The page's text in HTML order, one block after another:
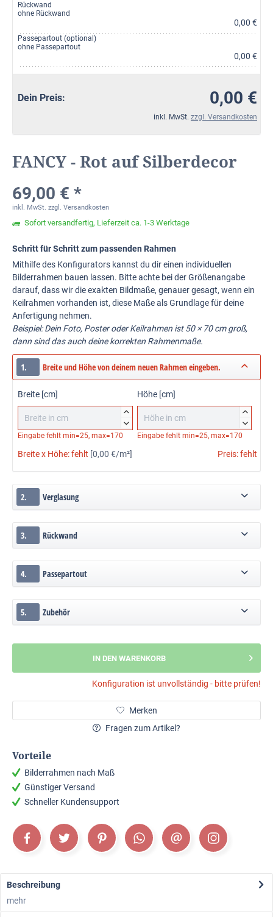
Rückwand
ohne Rückwand
0,00 €
Passepartout (optional)
ohne Passepartout
0,00 €
Dein Preis: 0,00 €
inkl. MwSt. zzgl. Versandkosten
FANCY - Rot auf Silberdecor
69,00 € *
inkl. MwSt. zzgl. Versandkosten
Sofort versandfertig, Lieferzeit ca. 1-3 Werktage
Schritt für Schritt zum passenden Rahmen
Mithilfe des Konfigurators kannst du dir einen individuellen
Bilderrahmen bauen lassen. Bitte achte bei der Größenangabe
darauf, dass wir die exakten Bildmaße, genauer gesagt, wenn ein
Keilrahmen vorhanden ist, diese Maße als Grundlage für deine
Anfertigung nehmen.
Beispiel: Dein Foto, Poster oder Keilrahmen ist 50 × 70 cm groß,
dann sind das auch deine korrekten Rahmenmaße.
1. Breite und Höhe von deinem neuen Rahmen eingeben.
Breite [cm]


Höhe [cm]


Eingabe fehlt min=25, max=170 Eingabe fehlt min=25, max=170
Breite x Höhe:fehlt [0,00 €/m²] Preis:fehlt
2. Verglasung
3. Rückwand
4. Passepartout
5. Zubehör
IN DEN WARENKORB
Konfiguration ist unvollständig - bitte prüfen!
Merken
Fragen zum Artikel?
Vorteile
Bilderrahmen nach Maß
Günstiger Versand
Schneller Kundensupport
Beschreibung
mehr